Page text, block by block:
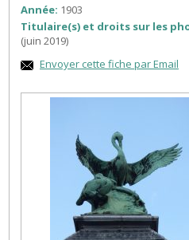
Année: 1903
Titulaire(s) et droits sur les
(juin 2019)
Envoyer cette fiche par Email